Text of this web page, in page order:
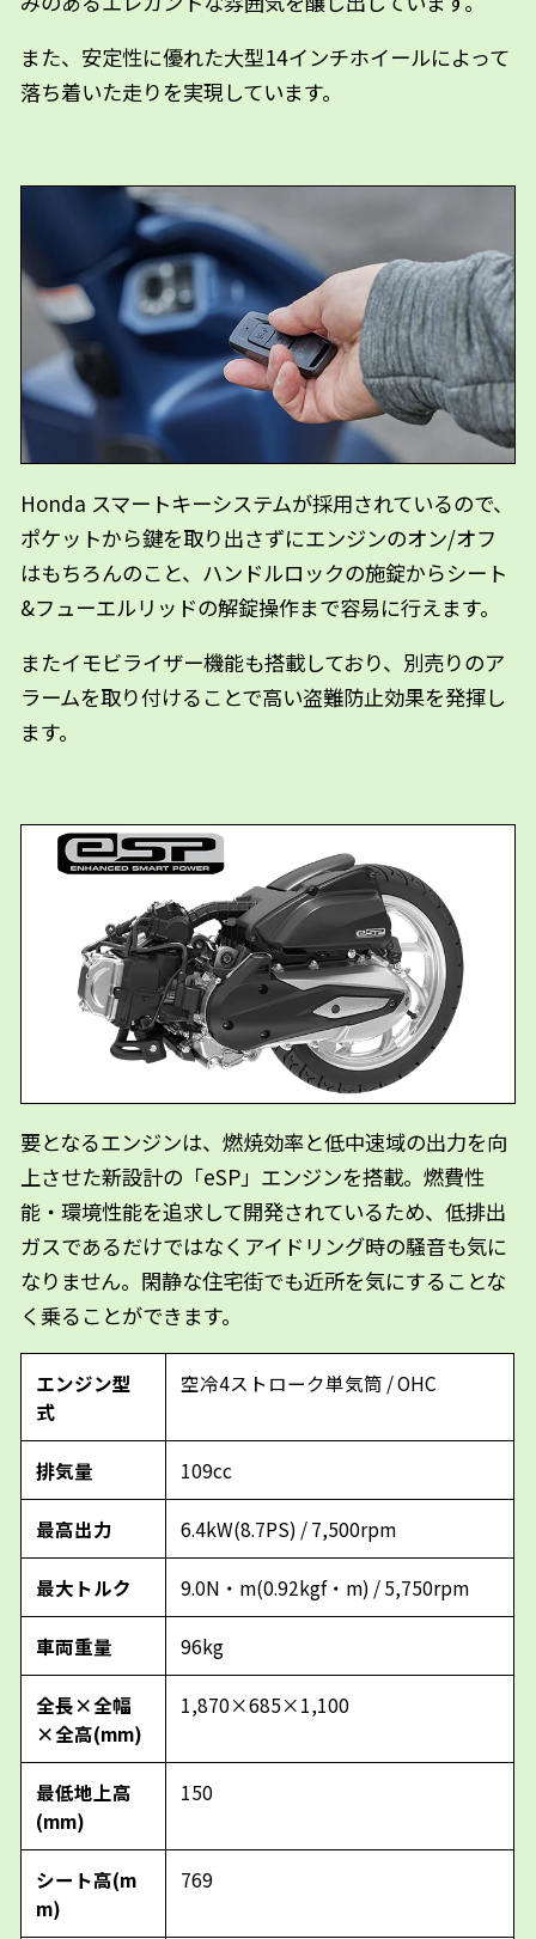
また、安定性に優れた大型14インチホイールによって
落ち着いた走りを実現しています。
Honda スマートキーシステムが採用されているので、
ポケットから鍵を取り出さずにエンジンのオン/オフ
はもちろんのこと、ハンドルロックの施錠からシート
&フューエルリッドの解錠操作まで容易に行えます。
またイモビライザー機能も搭載しており、別売りのア
ラームを取り付けることで高い盗難防止効果を発揮し
ます。
要となるエンジンは、燃焼効率と低中速域の出力を向
上させた新設計の「eSP」エンジンを搭載。燃費性
能・環境性能を追求して開発されているため、低排出
ガスであるだけではなくアイドリング時の騒音も気に
なりません。閑静な住宅街でも近所を気にすることな
く乗ることができます。
エンジン型
式
空冷4ストローク単気筒 / OHC
排気量 109cc
最高出力 6.4kW(8.7PS) / 7,500rpm
最大トルク 9.0N・m(0.92kgf・m) / 5,750rpm
車両重量 96kg
全長×全幅
×全高(mm)
1,870×685×1,100
最低地上高
(mm)
150
シート高(m
m)
769